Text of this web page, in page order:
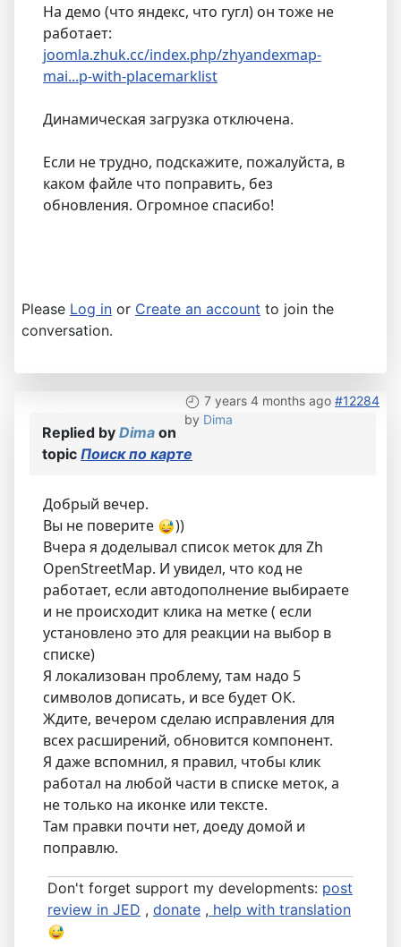
На демо (что яндекс, что гугл) он тоже не
работает:
joomla.zhuk.cc/index.php/zhyandexmap-
mai...p-with-placemarklist
Динамическая загрузка отключена.
Если не трудно, подскажите, пожалуйста, в
каком файле что поправить, без
обновления. Огромное спасибо!
Please Log in or Create an account to join the
conversation.
7 years 4 months ago #12284
by Dima
Replied by Dima on
topic Поиск по карте
Добрый вечер.
Вы не поверите
))
Вчера я доделывал список меток для Zh
OpenStreetMap. И увидел, что код не
работает, если автодополнение выбираете
и не происходит клика на метке ( если
установлено это для реакции на выбор в
списке)
Я локализован проблему, там надо 5
символов дописать, и все будет ОК.
Ждите, вечером сделаю исправления для
всех расширений, обновится компонент.
Я даже вспомнил, я правил, чтобы клик
работал на любой части в списке меток, а
не только на иконке или тексте.
Там правки почти нет, доеду домой и
поправлю.
Don't forget support my developments: post
review in JED , donate , help with translation